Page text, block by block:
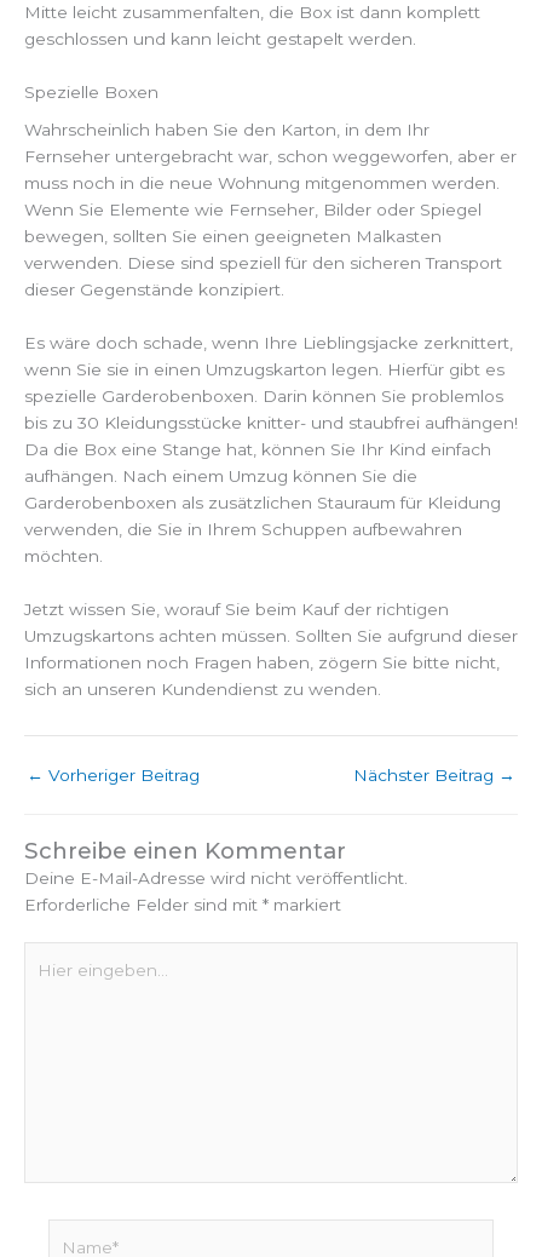
Mitte leicht zusammenfalten, die Box ist dann komplett
geschlossen und kann leicht gestapelt werden.
Spezielle Boxen
Wahrscheinlich haben Sie den Karton, in dem Ihr
Fernseher untergebracht war, schon weggeworfen, aber er
muss noch in die neue Wohnung mitgenommen werden.
Wenn Sie Elemente wie Fernseher, Bilder oder Spiegel
bewegen, sollten Sie einen geeigneten Malkasten
verwenden. Diese sind speziell für den sicheren Transport
dieser Gegenstände konzipiert.
Es wäre doch schade, wenn Ihre Lieblingsjacke zerknittert,
wenn Sie sie in einen Umzugskarton legen. Hierfür gibt es
spezielle Garderobenboxen. Darin können Sie problemlos
bis zu 30 Kleidungsstücke knitter- und staubfrei aufhängen!
Da die Box eine Stange hat, können Sie Ihr Kind einfach
aufhängen. Nach einem Umzug können Sie die
Garderobenboxen als zusätzlichen Stauraum für Kleidung
verwenden, die Sie in Ihrem Schuppen aufbewahren
möchten.
Jetzt wissen Sie, worauf Sie beim Kauf der richtigen
Umzugskartons achten müssen. Sollten Sie aufgrund dieser
Informationen noch Fragen haben, zögern Sie bitte nicht,
sich an unseren Kundendienst zu wenden.
← Vorheriger Beitrag Nächster Beitrag →
Schreibe einen Kommentar
Deine E-Mail-Adresse wird nicht veröffentlicht.
Erforderliche Felder sind mit * markiert
eingeben…